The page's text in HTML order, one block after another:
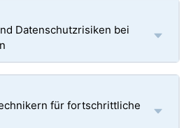
Datenschutzrisiken bei
für fortschrittliche